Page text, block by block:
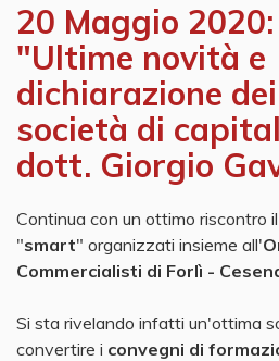
20 Maggio
"Ultime novità e
dichiarazione
società di
dott. Giorgio
Continua con un ottimo riscontro
"smart" organizzati insieme all'
Commercialisti di Forlì -
Si sta rivelando infatti un'ottima
convertire i convegni di